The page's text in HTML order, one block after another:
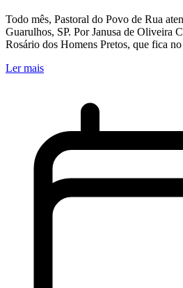
Todo mês, Pastoral do Povo de Rua
Guarulhos, SP. Por Janusa de Oliveira
Rosário dos Homens Pretos, que fica
Ler mais